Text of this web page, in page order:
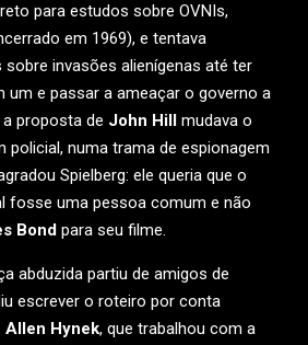
para estudos sobre OVNIs,
em 1969), e tentava
invasões alienígenas até ter
um e passar a ameaçar o governo a
a proposta de John Hill mudava o
policial, numa trama de espionagem
Spielberg: ele queria que o
fosse uma pessoa comum e não
Bond para seu filme.
abduzida partiu de amigos de
escrever o roteiro por conta
Allen Hynek, que trabalhou com a